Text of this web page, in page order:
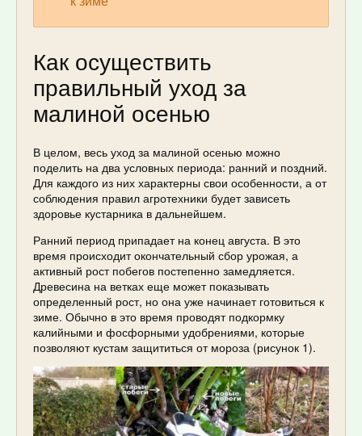
Как осуществить
правильный уход за
малиной осенью
В целом, весь уход за малиной осенью можно
поделить на два условных периода: ранний и поздний.
Для каждого из них характерны свои особенности, а от
соблюдения правил агротехники будет зависеть
здоровье кустарника в дальнейшем.
Ранний период припадает на конец августа. В это
время происходит окончательный сбор урожая, а
активный рост побегов постепенно замедляется.
Древесина на ветках еще может показывать
определенный рост, но она уже начинает готовиться к
зиме. Обычно в это время проводят подкормку
калийными и фосфорными удобрениями, которые
позволяют кустам защититься от мороза (рисунок 1).